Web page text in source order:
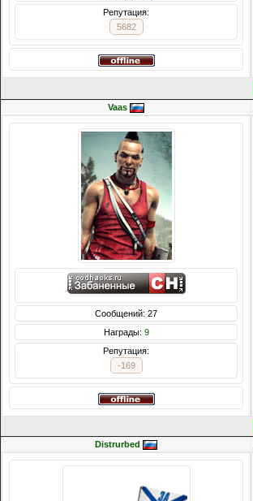
Репутация:
5682
Vaas
Сообщений: 27
Награды: 9
Репутация:
-169
Distrurbed